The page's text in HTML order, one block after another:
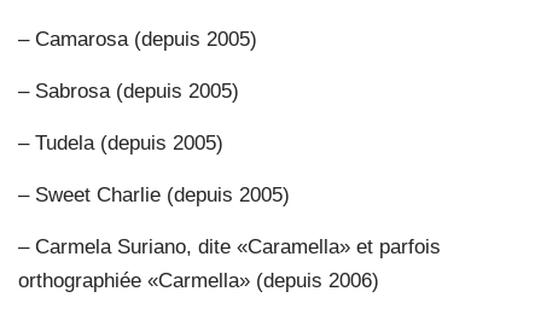
– Camarosa (depuis 2005)
– Sabrosa (depuis 2005)
– Tudela (depuis 2005)
– Sweet Charlie (depuis 2005)
– Carmela Suriano, dite «Caramella» et parfois
orthographiée «Carmella» (depuis 2006)